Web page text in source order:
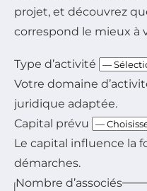
projet, et découvrez
correspond le mieux à
Type d’activité
Votre domaine
juridique adaptée.
Capital prévu
Le capital influence la
démarches.
Nombre d’associés